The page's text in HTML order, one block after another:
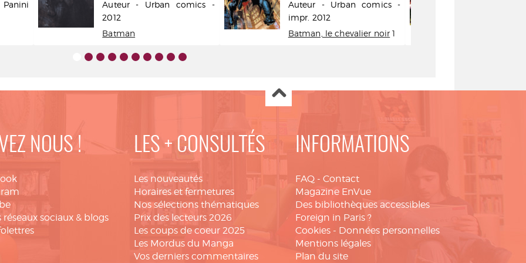
Auteur - Urban comics -
2012
Batman
Auteur - Urban comics -
impr. 2012
Batman, le chevalier noir 1
NOUS !
réseaux sociaux & blogs
LES + CONSULTÉS
Les nouveautés
Horaires et fermetures
Nos sélections thématiques
Prix des lecteurs 2026
Les coups de coeur 2025
Les Mordus du Manga
Vos derniers commentaires
INFORMATIONS
FAQ - Contact
Magazine EnVue
Des bibliothèques accessibles
Foreign in Paris ?
Cookies - Données personnelles
Mentions légales
Plan du site